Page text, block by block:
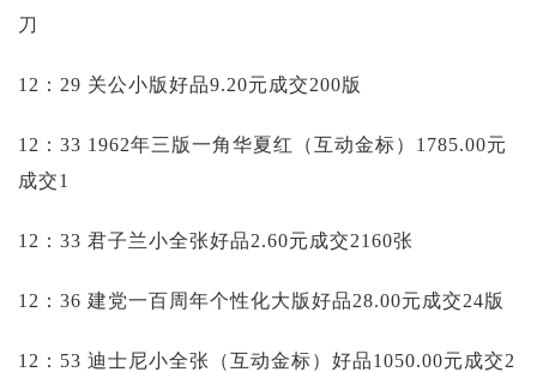
刀
12：29 关公小版好品9.20元成交200版
12：33 1962年三版一角华夏红（互动金标）1785.00元
成交1
12：33 君子兰小全张好品2.60元成交2160张
12：36 建党一百周年个性化大版好品28.00元成交24版
12：53 迪士尼小全张（互动金标）好品1050.00元成交2